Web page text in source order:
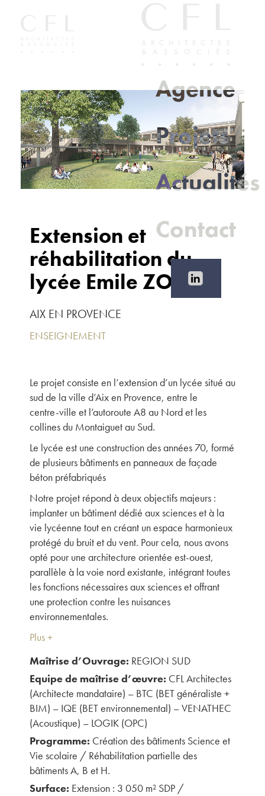
Agence
Projets
Actualités
Contact
Extension et
réhabilitation du
lycée Emile ZOLA
AIX EN PROVENCE
ENSEIGNEMENT
Le projet consiste en l’extension d’un lycée situé au
sud de la ville d’Aix en Provence, entre le
centre-ville et l’autoroute A8 au Nord et les
collines du Montaiguet au Sud.
Le lycée est une construction des années 70, formé
de plusieurs bâtiments en panneaux de façade
béton préfabriqués
Notre projet répond à deux objectifs majeurs :
implanter un bâtiment dédié aux sciences et à la
vie lycéenne tout en créant un espace harmonieux
protégé du bruit et du vent. Pour cela, nous avons
opté pour une architecture orientée est-ouest,
parallèle à la voie nord existante, intégrant toutes
les fonctions nécessaires aux sciences et offrant
une protection contre les nuisances
environnementales.
Le bâtiment de vie lycéenne, situé à l'ouest,
offrant une façade sur la cour arborée et une
promenade apaisante le long de sa toiture
végétalisée. Cette toiture devient un espace
d'agrément avec des plantes odorantes et
colorées, offrant une qualité visuelle et olfactive
aux occupants.
La conception générale du projet s'articule autour
d'un espace paysager continu, favorisant la
communication et la circulation des élèves, des
Plus +
Maîtrise d’Ouvrage: REGION SUD
Equipe de maîtrise d’œuvre: CFL Architectes
(Architecte mandataire) – BTC (BET généraliste +
BIM) – IQE (BET environnemental) – VENATHEC
(Acoustique) – LOGIK (OPC)
Programme: Création des bâtiments Science et
Vie scolaire / Réhabilitation partielle des
bâtiments A, B et H.
Surface: Extension : 3 050 m² SDP /